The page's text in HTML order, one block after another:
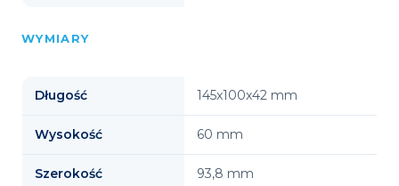
WYMIARY
Długość 145x100x42 mm
Wysokość 60 mm
Szerokość 93,8 mm